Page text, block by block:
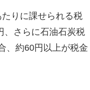
りに課せられる税
、さらに石油石炭税
、約60円以上が税金